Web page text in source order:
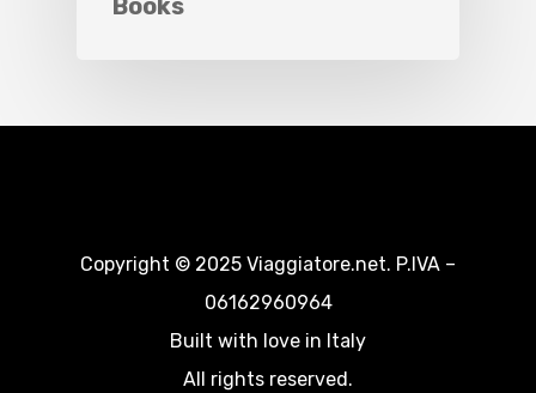
Copyright © 2025 Viaggiatore.net. P.IVA –
06162960964
Built with love in Italy
All rights reserved.